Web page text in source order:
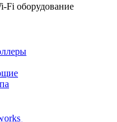
Fi оборудование